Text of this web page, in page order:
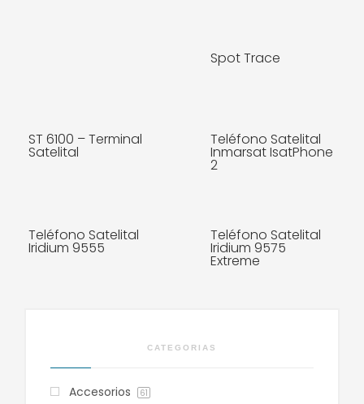
Spot Trace
MÁS INFO
ST 6100 – Terminal
Satelital
MÁS INFO
Teléfono Satelital
Inmarsat IsatPhone
2
MÁS INFO
Teléfono Satelital
Iridium 9555
Teléfono Satelital
Iridium 9575
Extreme
CATEGORIAS
Accesorios 61